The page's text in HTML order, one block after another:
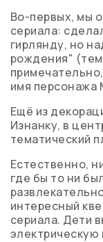
Во-первых, мы
сериала:
гирлянду, но
рождения"
имя персонажа
Ещё из
Изнанку, в
тематический
Естественно,
где бы то ни
интересный
сериала. Дети